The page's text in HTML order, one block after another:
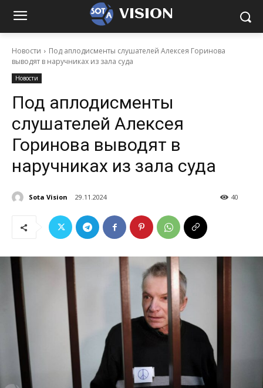
VISION
Новости
Под аплодисменты слушателей Алексея Горинова
выводят в наручниках из зала суда
Новости
Под аплодисменты
слушателей Алексея
Горинова выводят в
наручниках из зала суда
Sota Vision 29.11.2024 40